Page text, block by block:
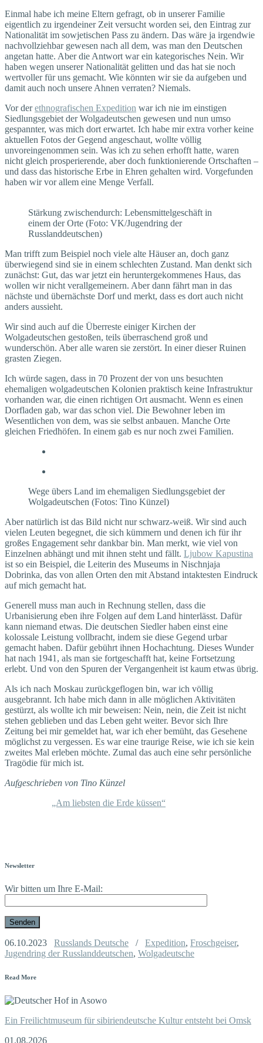
Einmal habe ich meine Eltern gefragt, ob in unserer Familie
eigentlich zu irgendeiner Zeit versucht worden sei, den Eintrag zur
Nationalität im sowjetischen Pass zu ändern. Das wäre ja irgendwie
nachvollziehbar gewesen nach all dem, was man den Deutschen
angetan hatte. Aber die Antwort war ein kategorisches Nein. Wir
haben wegen unserer Nationalität gelitten und das hat sie noch
wertvoller für uns gemacht. Wie könnten wir sie da aufgeben und
damit auch noch unsere Ahnen verraten? Niemals.
Vor derethnografischen Expedition war ich nie im einstigen
Siedlungsgebiet der Wolgadeutschen gewesen und nun umso
gespannter, was mich dort erwartet. Ich habe mir extra vorher keine
aktuellen Fotos der Gegend angeschaut, wollte völlig
unvoreingenommen sein. Was ich zu sehen erhofft hatte, waren
nicht gleich prosperierende, aber doch funktionierende Ortschaften –
und dass das historische Erbe in Ehren gehalten wird. Vorgefunden
haben wir vor allem eine Menge Verfall.
Stärkung zwischendurch: Lebensmittelgeschäft in
einem der Orte (Foto: VK/Jugendring der
Russlanddeutschen)
Man trifft zum Beispiel noch viele alte Häuser an, doch ganz
überwiegend sind sie in einem schlechten Zustand. Man denkt sich
zunächst: Gut, das war jetzt ein heruntergekommenes Haus, das
wollen wir nicht verallgemeinern. Aber dann fährt man in das
nächste und übernächste Dorf und merkt, dass es dort auch nicht
anders aussieht.
Wir sind auch auf die Überreste einiger Kirchen der
Wolgadeutschen gestoßen, teils überraschend groß und
wunderschön. Aber alle waren sie zerstört. In einer dieser Ruinen
grasten Ziegen.
Ich würde sagen, dass in 70 Prozent der von uns besuchten
ehemaligen wolgadeutschen Kolonien praktisch keine Infrastruktur
vorhanden war, die einen richtigen Ort ausmacht. Wenn es einen
Dorfladen gab, war das schon viel. Die Bewohner leben im
Wesentlichen von dem, was sie selbst anbauen. Manche Orte
gleichen Friedhöfen. In einem gab es nur noch zwei Familien.
Wege übers Land im ehemaligen Siedlungsgebiet der
Wolgadeutschen (Fotos: Tino Künzel)
Aber natürlich ist das Bild nicht nur schwarz-weiß. Wir sind auch
vielen Leuten begegnet, die sich kümmern und denen ich für ihr
großes Engagement sehr dankbar bin. Man merkt, wie viel von
Einzelnen abhängt und mit ihnen steht und fällt. Ljubow Kapustina
ist so ein Beispiel, die Leiterin des Museums in Nischnjaja
Dobrinka, das von allen Orten den mit Abstand intaktesten Eindruck
auf mich gemacht hat.
Generell muss man auch in Rechnung stellen, dass die
Urbanisierung eben ihre Folgen auf dem Land hinterlässt. Dafür
kann niemand etwas. Die deutschen Siedler haben einst eine
kolossale Leistung vollbracht, indem sie diese Gegend urbar
gemacht haben. Dafür gebührt ihnen Hochachtung. Dieses Wunder
hat nach 1941, als man sie fortgeschafft hat, keine Fortsetzung
erlebt. Und von den Spuren der Vergangenheit ist kaum etwas übrig.
Als ich nach Moskau zurückgeflogen bin, war ich völlig
ausgebrannt. Ich habe mich dann in alle möglichen Aktivitäten
gestürzt, als wollte ich mir beweisen: Nein, nein, die Zeit ist nicht
stehen geblieben und das Leben geht weiter. Bevor sich Ihre
Zeitung bei mir gemeldet hat, war ich eher bemüht, das Gesehene
möglichst zu vergessen. Es war eine traurige Reise, wie ich sie kein
zweites Mal erleben möchte. Zumal das auch eine sehr persönliche
Tragödie für mich ist.
Aufgeschrieben von Tino Künzel
„Am liebsten die Erde küssen“
Newsletter
Wir bitten um Ihre E-Mail:
06.10.2023 Russlands Deutsche / Expedition, Froschgeiser,
Jugendring der Russlanddeutschen, Wolgadeutsche
Read More
Ein Freilichtmuseum für sibiriendeutsche Kultur entsteht bei Omsk
01.08.2026